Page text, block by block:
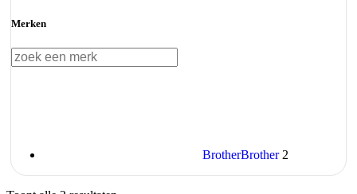
Merken
BrotherBrother 2